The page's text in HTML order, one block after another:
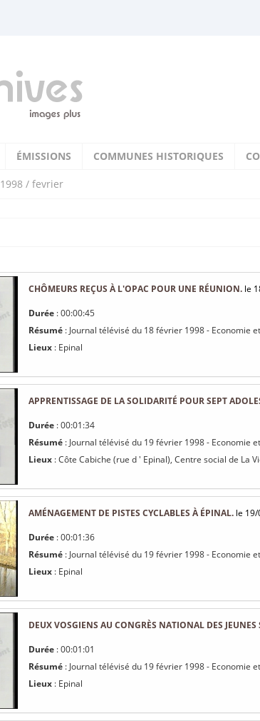
ÉMISSIONS COMMUNES HISTORIQUES
1998 / fevrier
CHÔMEURS REÇUS À L'OPAC POUR UNE RÉUNION. le
Durée : 00:00:45
Résumé : Journal télévisé du 18 février 1998 - Economie
Lieux : Epinal
APPRENTISSAGE DE LA SOLIDARITÉ POUR SEPT
Durée : 00:01:34
Résumé : Journal télévisé du 19 février 1998 - Economie
Lieux : Côte Cabiche (rue d ' Epinal), Centre social de La
AMÉNAGEMENT DE PISTES CYCLABLES À ÉPINAL. le
Durée : 00:01:36
Résumé : Journal télévisé du 19 février 1998 - Economie
Lieux : Epinal
DEUX VOSGIENS AU CONGRÈS NATIONAL DES JEUNES
Durée : 00:01:01
Résumé : Journal télévisé du 19 février 1998 - Economie
Lieux : Epinal